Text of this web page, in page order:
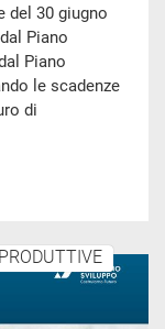
del 30 giugno
Piano
Piano
le scadenze
di